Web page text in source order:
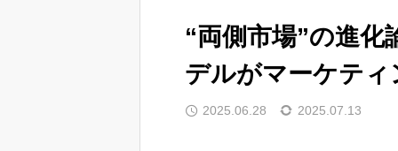
“両側市場”の進
デルがマーケテ
2025.06.28 2025.07.13